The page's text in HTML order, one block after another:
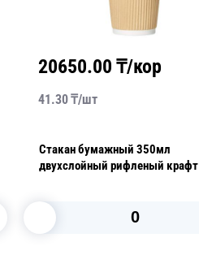
22350.00₸/кор
44.70
Стакан бумажный 350мл